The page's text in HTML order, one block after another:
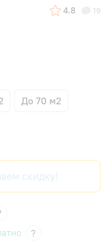
4.8 19
До 70 м2
скидку!
?